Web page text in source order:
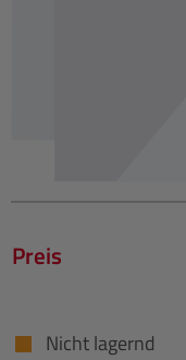
Preis
Nicht lagernd